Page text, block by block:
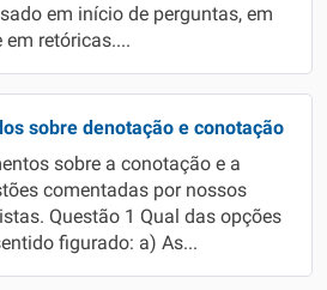
em início de perguntas, em
retóricas....
sobre denotação e conotação
sobre a conotação e a
comentadas por nossos
Questão 1 Qual das opções
figurado: a) As...